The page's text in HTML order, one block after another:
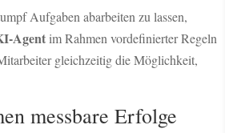
Aufgaben abarbeiten zu lassen,
Agent im Rahmen vordefinierter Regeln
gleichzeitig die Möglichkeit,
messbare Erfolge